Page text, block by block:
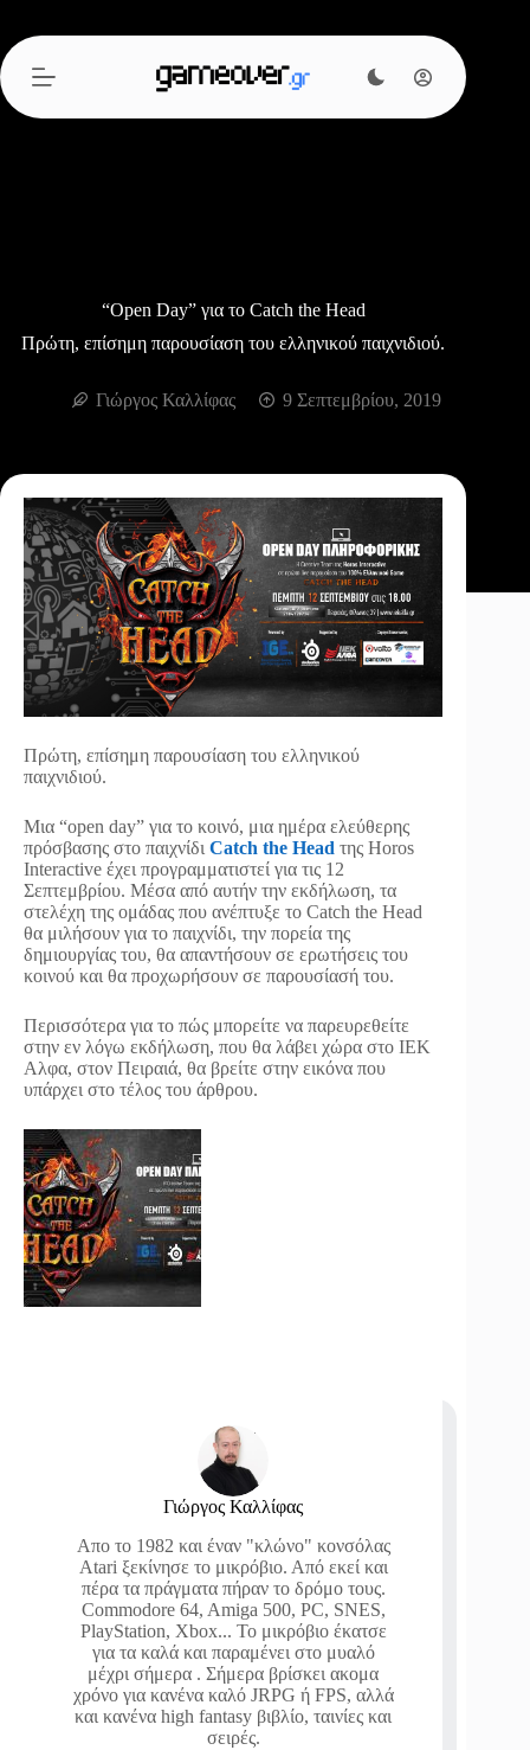
περιεχόμενο
“Open Day” για το Catch the Head
Πρώτη, επίσημη παρουσίαση του ελληνικού παιχνιδιού.
Γιώργος Καλλίφας 9 Σεπτεμβρίου, 2019
Πρώτη, επίσημη παρουσίαση του ελληνικού
παιχνιδιού.
Μια “open day” για το κοινό, μια ημέρα ελεύθερης
πρόσβασης στο παιχνίδι Catch the Head της Horos
Interactive έχει προγραμματιστεί για τις 12
Σεπτεμβρίου. Μέσα από αυτήν την εκδήλωση, τα
στελέχη της ομάδας που ανέπτυξε το Catch the Head
θα μιλήσουν για το παιχνίδι, την πορεία της
δημιουργίας του, θα απαντήσουν σε ερωτήσεις του
κοινού και θα προχωρήσουν σε παρουσίασή του.
Περισσότερα για το πώς μπορείτε να παρευρεθείτε
στην εν λόγω εκδήλωση, που θα λάβει χώρα στο ΙΕΚ
Αλφα, στον Πειραιά, θα βρείτε στην εικόνα που
υπάρχει στο τέλος του άρθρου.
Γιώργος Καλλίφας
Απο το 1982 και έναν "κλώνο" κονσόλας
Atari ξεκίνησε το μικρόβιο. Από εκεί και
πέρα τα πράγματα πήραν το δρόμο τους.
Commodore 64, Amiga 500, PC, SNES,
PlayStation, Xbox... Το μικρόβιο έκατσε
για τα καλά και παραμένει στο μυαλό
μέχρι σήμερα . Σήμερα βρίσκει ακομα
χρόνο για κανένα καλό JRPG ή FPS, αλλά
και κανένα high fantasy βιβλίο, ταινίες και
σειρές.